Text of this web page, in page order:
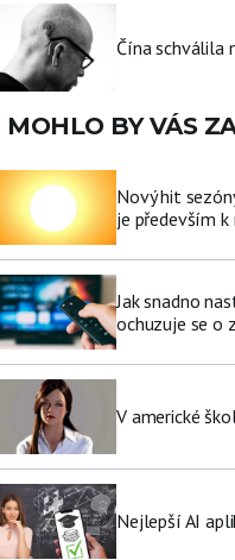
Čína schválila
MOHLO BY VÁS
Nový hit
je především k
Jak snadno
ochuzuje se o
V americké
Nejlepší AI